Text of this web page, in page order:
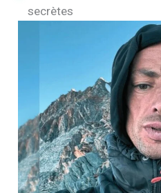
secrètes